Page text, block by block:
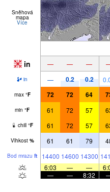
Sněhová
mapa
Více
in — — —
in — 0.2 0.2
max °F 72 72 64
min °F 61 72 57
chill °F 61 72 57
Vlhkost % 61 61 79
Bod mrazu ft 14400 14600 14300
6:03
— —
—
— 8:32